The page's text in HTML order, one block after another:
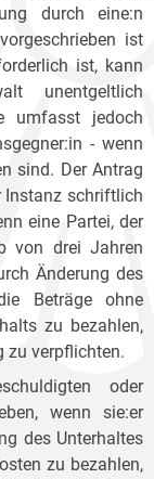
durch eine:n
ist
ist, kann
unentgeltlich
umfasst jedoch
- wenn
sind. Der Antrag
Instanz schriftlich
eine Partei, der
von drei Jahren
Änderung des
Beträge ohne
zu bezahlen,
zu verpflichten.
oder
wenn sie:er
des Unterhaltes
zu bezahlen,